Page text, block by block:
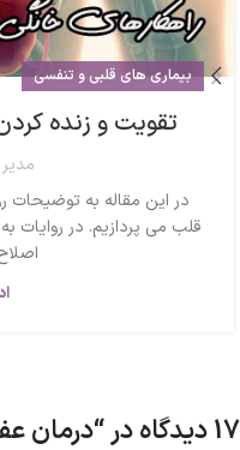
بیماری های قلبی و تنفسی
تقویت و زنده
در این مقاله به
قلب می پردازیم. در روایات
17 دیدگاه در “ درمان